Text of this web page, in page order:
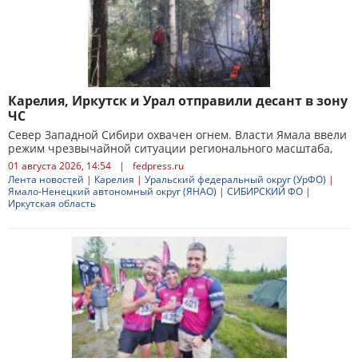
Карелия, Иркутск и Урал отправили десант в зону
ЧС
Север Западной Сибири охвачен огнем. Власти Ямала ввели
режим чрезвычайной ситуации регионального масштаба,
01 августа 2026, 14:54 |
fedpress.ru
Лента новостей | Карелия | Уральский федеральный округ (УрФО) |
Ямало-Ненецкий автономный округ (ЯНАО) | СИБИРСКИЙ ФО |
Иркутская область